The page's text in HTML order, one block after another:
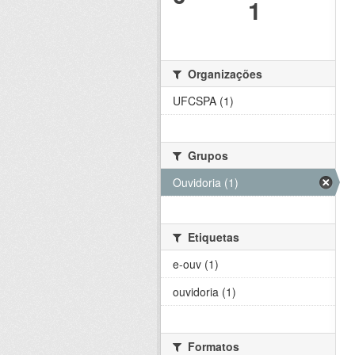
1
Organizações
UFCSPA (1)
Grupos
Ouvidoria (1)
Etiquetas
e-ouv (1)
ouvidoria (1)
Formatos